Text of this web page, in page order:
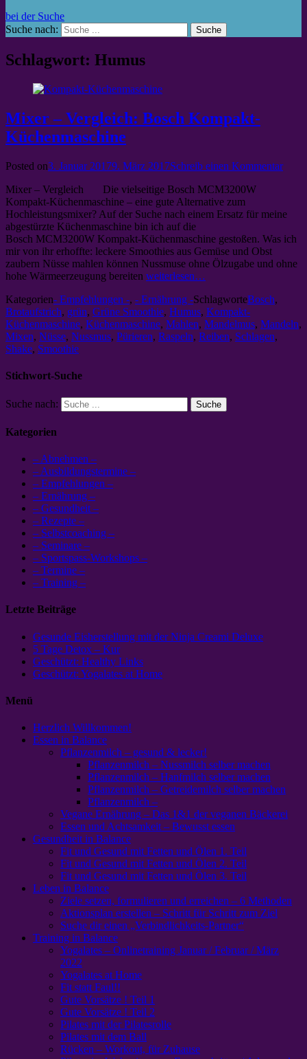
bei der Suche
Suche nach:
Schlagwort: Humus
Mixer – Vergleich: Bosch Kompakt-
Küchenmaschine
Posted on3. Januar 20179. März 2017Schreib einen Kommentar
Mixer – Vergleich Die vielseitige Bosch MCM3200W
Kompakt-Küchenmaschine – eine gute Alternative zum
Hochleistungsmixer? Auf der Suche nach einem Ersatz für meine
abgestürzte Küchenmaschine bin ich auf die
Bosch MCM3200W Kompakt-Küchenmaschine gestoßen. Was ich
mir von ihr erhoffte: leckere Smoothies aus Gemüse und Obst
zaubern Nüsse mahlen können Nussmuse ohne Ölzugabe und ohne
hohe Wärmeerzeugung bereiten weiterlesen…
Kategorien- Empfehlungen -, - Ernährung -SchlagworteBosch,
Brotaufstrich, grün, Grüne Smoothie, Humus, Kompakt-
Küchenmaschine, Küchenmaschine, Mahlen, Mandelmus, Mandeln,
Mixen, Nüsse, Nussmus, Pürieren, Raspeln, Reiben, Schlagen,
Shake, Smoothie
Stichwort-Suche
Suche nach:
Kategorien
– Abnehmen –
– Ausbildungstermine –
– Empfehlungen –
– Ernährung –
– Gesundheit –
– Rezepte –
– Selbstcoaching –
– Seminare –
– Sportspass-Workshops –
– Termine –
– Training –
Letzte Beiträge
Gesunde Eisherstellung mit der Ninja Creami Deluxe
5 Tage Detox – Kur
Geschützt: Healthy Links
Geschützt: Yogalates at Home
Menü
Herzlich Willkommen!
Essen in Balance
Pflanzenmilch – gesund & lecker!
Pflanzenmilch – Nussmilch selber machen
Pflanzenmilch – Hanfmilch selber machen
Pflanzenmilch – Getreidemilch selber machen
Pflanzenmilch –
Vegane Ernährung – Das 1&1 der veganen Bäckerei
Essen und Achtsamkeit – Bewusst essen
Gesundheit in Balance
Fit und Gesund mit Fetten und Ölen 1. Teil
Fit und Gesund mit Fetten und Ölen 2. Teil
Fit und Gesund mit Fetten und Ölen 3. Teil
Leben in Balance
Ziele setzen, formulieren und erreichen – 6 Methoden
Aktionsplan erstellen – Schritt für Schritt zum Ziel
Suche dir einen „Verbindlichkeits-Partner“
Training in Balance
Yogalates – Onlinetraining Januar / Februar / März
2022
Yogalates at Home
Fit statt Faul!!
Gute Vorsätze ! Teil 1
Gute Vorsätze ! Teil 2
Pilates mit der Pilatesrolle
Pilates mit dem Ball
Rücken – Workout, für Zuhause